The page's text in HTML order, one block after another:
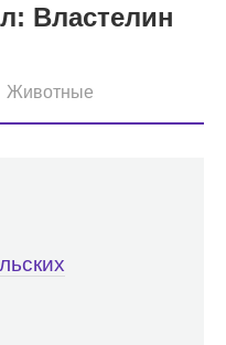
Властелин
Животные